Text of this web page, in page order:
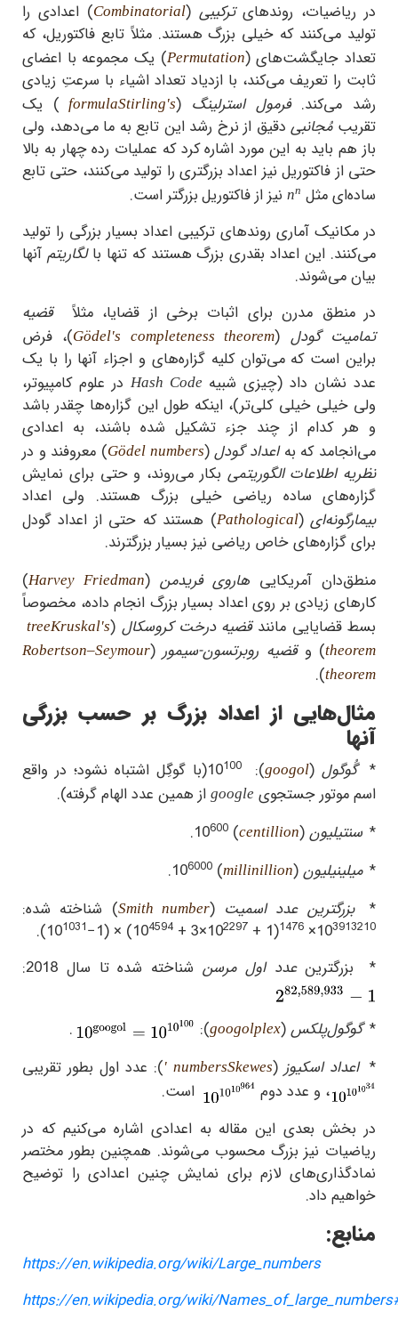
در ریاضیات، روندهایترکیبی (
Combinatorial) اعدادی را
تولید می‌کنند که خیلی بزرگ‌ هستند. مثلاً تابع فاکتوریل، که
تعداد جایگشت‌های (Permutation) یک مجموعه‌ با اعضای
ثابت را تعریف می‌کند، با ازدیاد تعداد اشیاء با سرعتِ زیادی
رشد می‌کند.فرمول استرلینگ (
Stirling's
formula
) یک
تقریبمُجانبیدقیق از نرخ رشد این تابع به ما می‌دهد، ولی
باز هم باید به این مورد اشاره کرد که عملیات رده چهار به بالا
حتی از فاکتوریل نیز اعداد بزرگتری را تولید می‌کنند، حتی تابع
ساده‌ای مثل
nn نیز از فاکتوریلبزرگتر است.
در مکانیک آماری روندهای ترکیبی اعداد بسیار بزرگی را تولید
می‌کنند. این اعداد بقدری بزرگ هستند که تنها بالگاریتم آنها
بیان می‌شوند.
در منطق مدرن برای اثبات برخی از قضایا، مثلاً
قضیه
تمامیت گودل (
Gödel's completeness theorem)، فرض
براین است که می‌توان کلیه گزاره‌های و اجزاء آنها را با یک
عدد نشان داد (چیزی شبیه Hash Code در علوم کامپیوتر،
ولی خیلی خیلی کلی‌تر)، اینکه طول این گزاره‌ها چقدر باشد
و هر کدام از چند جزء تشکیل شده باشند، به اعدادی
می‌انجامد که بهاعداد گودل(
Gödel numbers) معروفند و در
نظریه اطلاعات الگوریتمی بکار می‌روند، و حتی برای نمایش
گزاره‌های ساده ریاضی خیلی بزرگ هستند. ولی اعداد
بیمارگونه‌ای(
Pathological) هستند که حتی از اعداد گودل
برای گزاره‌های خاص ریاضی نیز بسیار بزرگترند.
منطق‌دان آمریکایی هاروی فریدمن (
Harvey Friedman
)
کارهای زیادی بر روی اعداد بسیار بزرگ انجام داده، مخصوصاً
بسط قضایایی مانندقضیه درخت کروسکال (
Kruskal's
tree
theorem) وقضیه روبرتسون-سیمور (
Robertson–Seymour
theorem
)
.
مثال‌هایی از اعداد بزرگ بر حسب بزرگی
آنها
* گُوگول(
googol
):
10100
(با گوگِل اشتباه نشود؛ در واقع
اسم موتور جستجوی google از همین عدد الهام گرفته).
* سنتیلیون(
centillion
)
10600
.
* میلینیلیون(
millinillion
)
106000
.
* بزرگترین عدد اسمیت(
Smith number) شناخته شده:
(101031−1) × (104594 + 3×102297 + 1)1476 ×103913210
.
* بزرگترینعدد اول مرسن شناخته شده تا سال 2018:
* گوگول‌پلکس(
googolplex
):
.
* اعداد اسکیوز (
Skewes
' numbers): عدد اول بطور تقریبی
، و عدد دوم
است.
در بخش بعدی این مقاله به اعدادی اشاره می‌کنیم که در
ریاضیات نیز بزرگ محسوب می‌شوند. همچنین بطور مختصر
نمادگذاری‌های لازم برای نمایش چنین اعدادی را توضیح
خواهیم داد.
منابع:
https://en.wikipedia.org/wiki/Large_numbers
https://en.wikipedia.org/wiki/